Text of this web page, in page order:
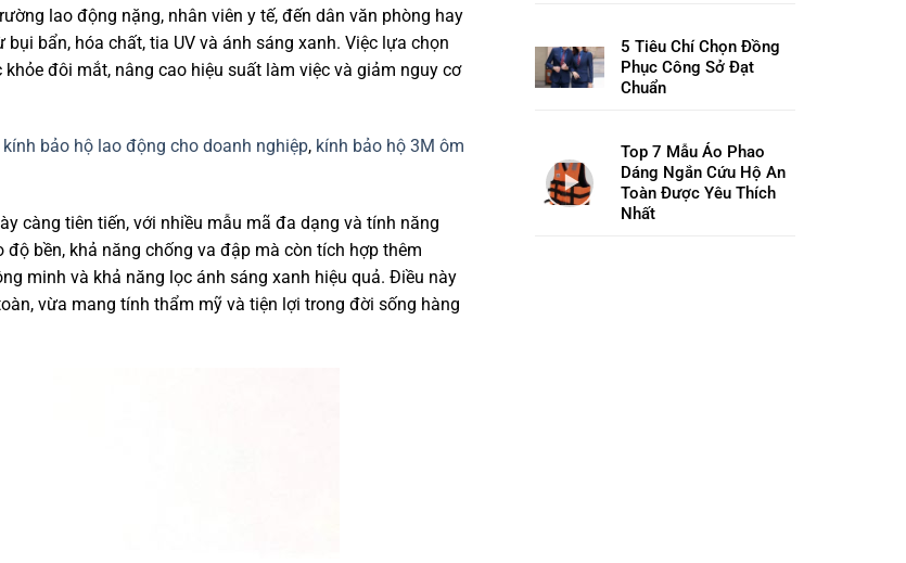
lao động nặng, nhân viên y tế, đến dân văn phòng hay
bẩn, hóa chất, tia UV và ánh sáng xanh. Việc lựa chọn
đôi mắt, nâng cao hiệu suất làm việc và giảm nguy cơ
kính bảo hộ lao động cho doanh nghiệp, kính bảo hộ 3M ôm
càng tiên tiến, với nhiều mẫu mã đa dạng và tính năng
bền, khả năng chống va đập mà còn tích hợp thêm
minh và khả năng lọc ánh sáng xanh hiệu quả. Điều này
vừa mang tính thẩm mỹ và tiện lợi trong đời sống hàng
5 Tiêu Chí Chọn Đồng
Phục Công Sở Đạt
Chuẩn
Top 7 Mẫu Áo Phao
Dáng Ngắn Cứu Hộ An
Toàn Được Yêu Thích
Nhất